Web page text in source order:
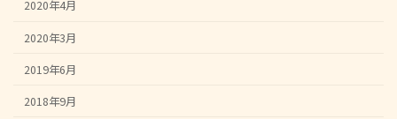
2020年4月
2020年3月
2019年6月
2018年9月